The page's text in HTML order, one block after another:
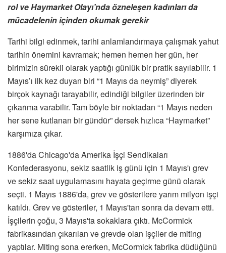
rol ve Haymarket Olayı’nda özneleşen kadınları da
mücadelenin içinden okumak gerekir
Tarihi bilgi edinmek, tarihi anlamlandırmaya çalışmak yahut
tarihin önemini kavramak; hemen hemen her gün, her
birimizin sürekli olarak yaptığı günlük bir pratik sayılabilir. 1
Mayıs’ı ilk kez duyan biri “1 Mayıs da neymiş” diyerek
birçok kaynağı tarayabilir, edindiği bilgiler üzerinden bir
çıkarıma varabilir. Tam böyle bir noktadan “1 Mayıs neden
her sene kutlanan bir gündür” dersek hızlıca “Haymarket”
karşımıza çıkar.
1886'da Chicago'da Amerika İşçi Sendikaları
Konfederasyonu, sekiz saatlik iş günü için 1 Mayıs'ı grev
ve sekiz saat uygulamasını hayata geçirme günü olarak
seçti. 1 Mayıs 1886'da, grev ve gösterilere yarım milyon işçi
katıldı. Grev ve gösteriler, 1 Mayıs'tan sonra da devam etti.
İşçilerin çoğu, 3 Mayıs'ta sokaklara çıktı. McCormick
fabrikasından çıkarılan ve grevde olan işçiler de miting
yaptılar. Miting sona ererken, McCormick fabrika düdüğünü